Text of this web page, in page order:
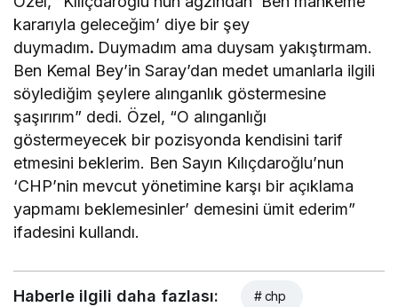
kararıyla geleceğim’ diye bir şey
duymadım. Duymadım ama duysam yakıştırmam.
Ben Kemal Bey’in Saray’dan medet umanlarla ilgili
söylediğim şeylere alınganlık göstermesine
şaşırırım” dedi. Özel, “O alınganlığı
göstermeyecek bir pozisyonda kendisini tarif
etmesini beklerim. Ben Sayın Kılıçdaroğlu’nun
‘CHP’nin mevcut yönetimine karşı bir açıklama
yapmamı beklemesinler’ demesini ümit ederim”
ifadesini kullandı.
Haberle ilgili daha fazlası: # chp